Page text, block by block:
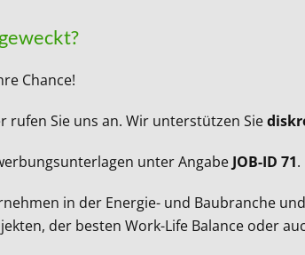
Chance!
rufen Sie uns an. Wir unterstützen Sie
unter Angabe JOB-ID 71.
in der Energie- und Baubranche
der besten Work-Life Balance oder